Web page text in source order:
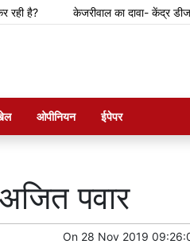
है? केजरीवाल का दावा- केंद्र डीजल में
ओपीनियन ईपेपर
पवार
On 28 Nov 2019